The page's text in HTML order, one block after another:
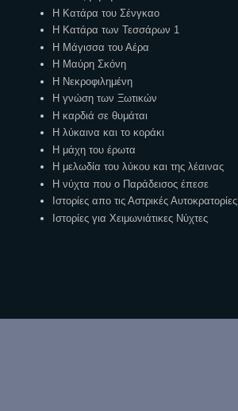
Η Κατάρα του Σένγκαο
Η Κατάρα των Τεσσάρων 1
Η Μάγισσα του Αέρα
Η Μαύρη Σκόνη
Η Νεκροφιλημένη
Η γνώση των Ξωτικών
Η καρδιά σε θυμάται
Η λύκαινα και το κοράκι
Η μάχη του έρωτα
Η μελωδία του λύκου και της λέαινας
Η νύχτα που ο Παράδεισος έπεσε
Ιστορίες απο τις Αστρικές Αυτοκρατορίες
Ιστορίες για Χειμωνιάτικες Νύχτες